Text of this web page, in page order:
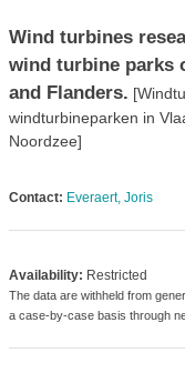
Wind turbines
wind turbine parks
and Flanders.
windturbineparken in
Noordzee]
Contact: Everaert, Joris
Availability: Restricted
The data are withheld from
a case-by-case basis through